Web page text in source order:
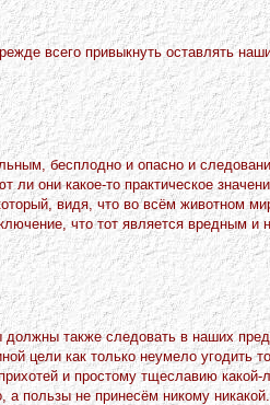
всего привыкнуть оставлять
бесплодно и опасно и
они какое-то практическое
видя, что во всём животном
что тот является вредным и
также следовать в наших
цели как только неумело угодить
и простому тщеславию какой-
пользы не принесём никому